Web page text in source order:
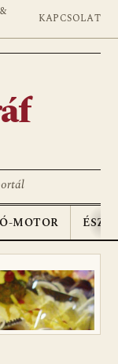
KAPCSOLAT
MOTOR